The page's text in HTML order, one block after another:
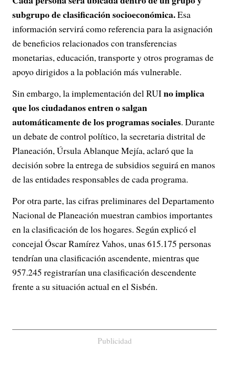
subgrupo de clasificación socioeconómica.Esa
información servirá como referencia para la asignación
de beneficios relacionados con transferencias
monetarias, educación, transporte y otros programas de
apoyo dirigidos a la población más vulnerable.
Sin embargo, la implementación del RUIno implica
que los ciudadanos entren o salgan
automáticamente de los programas sociales. Durante
un debate de control político, la secretaria distrital de
Planeación, Úrsula Ablanque Mejía, aclaró que la
decisión sobre la entrega de subsidios seguirá en manos
de las entidades responsables de cada programa.
Por otra parte, las cifras preliminares del Departamento
Nacional de Planeación muestran cambios importantes
en la clasificación de los hogares. Según explicó el
concejal Óscar Ramírez Vahos, unas 615.175 personas
tendrían una clasificación ascendente, mientras que
957.245 registrarían una clasificación descendente
frente a su situación actual en el Sisbén.
Publicidad